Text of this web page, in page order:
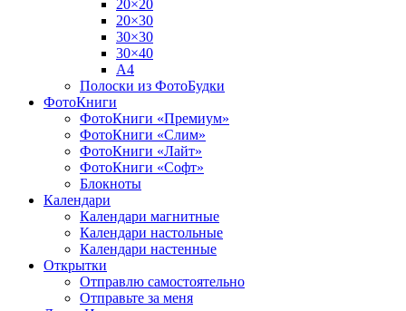
20×20
20×30
30×30
30×40
A4
Полоски из ФотоБудки
ФотоКниги
ФотоКниги «Премиум»
ФотоКниги «Слим»
ФотоКниги «Лайт»
ФотоКниги «Софт»
Блокноты
Календари
Календари магнитные
Календари настольные
Календари настенные
Открытки
Отправлю самостоятельно
Отправьте за меня